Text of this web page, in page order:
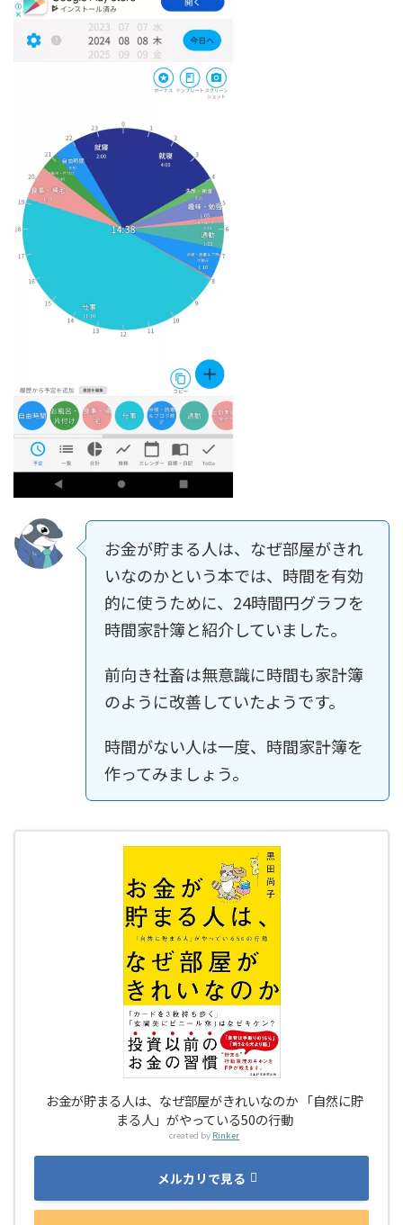
お金が貯まる人は、なぜ部屋がきれ
いなのかという本では、時間を有効
的に使うために、24時間円グラフを
時間家計簿と紹介していました。
前向き社畜は無意識に時間も家計簿
のように改善していたようです。
時間がない人は一度、時間家計簿を
作ってみましょう。
お金が貯まる人は、なぜ部屋がきれいなのか 「自然に貯
まる人」がやっている50の行動
created by Rinker
メルカリで見る